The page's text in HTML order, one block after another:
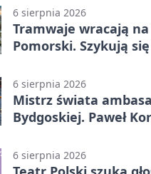
6 sierpnia 2026
Tramwaje wracają
Pomorski. Szykują
6 sierpnia 2026
Mistrz świata
Bydgoskiej. Paweł
6 sierpnia 2026